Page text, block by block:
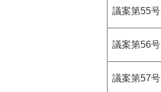
議案第55号
議案第56号
議案第57号